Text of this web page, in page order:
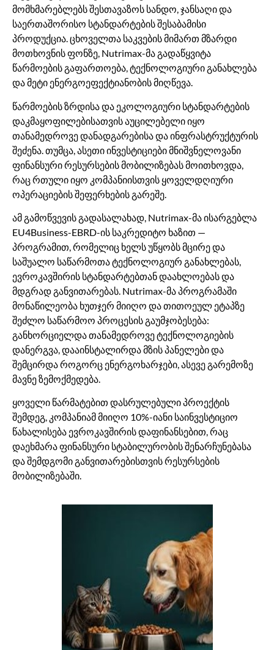
მომხმარებლებს შესთავაზოს სანდო, ჯანსაღი და
საერთაშორისო სტანდარტების შესაბამისი
პროდუქცია. ცხოველთა საკვების მიმართ მზარდი
მოთხოვნის ფონზე, Nutrimax-მა გადაწყვიტა
წარმოების გაფართოება, ტექნოლოგიური განახლება
და მეტი ენერგოეფექტიანობის მიღწევა.
წარმოების ზრდისა და ეკოლოგიური სტანდარტების
დაკმაყოფილებისათვის აუცილებელი იყო
თანამედროვე დანადგარებისა და ინფრასტრუქტურის
შეძენა. თუმცა, ასეთი ინვესტიციები მნიშვნელოვანი
ფინანსური რესურსების მობილიზებას მოითხოვდა,
რაც რთული იყო კომპანიისთვის ყოველდღიური
ოპერაციების შეფერხების გარეშე.
ამ გამოწვევის გადასალახად, Nutrimax-მა ისარგებლა
EU4Business-EBRD-ის საკრედიტო ხაზით —
პროგრამით, რომელიც ხელს უწყობს მცირე და
საშუალო საწარმოთა ტექნოლოგიურ განახლებას,
ევროკავშირის სტანდარტებთან დაახლოებას და
მდგრად განვითარებას. Nutrimax-მა პროგრამაში
მონაწილეობა ხუთჯერ მიიღო და თითოეულ ეტაპზე
შეძლო საწარმოო პროცესის გაუმჯობესება:
განხორციელდა თანამედროვე ტექნოლოგიების
დანერგვა, დააინსტალირდა მზის პანელები და
შემცირდა როგორც ენერგოხარჯები, ასევე გარემოზე
მავნე ზემოქმედება.
ყოველი წარმატებით დასრულებული პროექტის
შემდეგ, კომპანიამ მიიღო 10%-იანი საინვესტიციო
წახალისება ევროკავშირის დაფინანსებით, რაც
დაეხმარა ფინანსური სტაბილურობის შენარჩუნებასა
და შემდგომი განვითარებისთვის რესურსების
მობილიზებაში.